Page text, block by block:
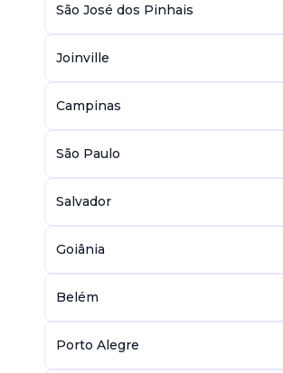
São José dos Pinhais
Joinville
Campinas
São Paulo
Salvador
Goiânia
Belém
Porto Alegre